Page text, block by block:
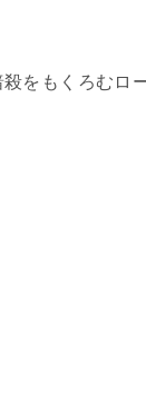
をもくろむロ